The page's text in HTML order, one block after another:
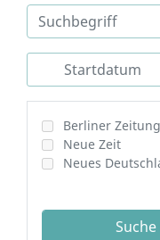
Berliner Zeitung
Neue Zeit
Neues